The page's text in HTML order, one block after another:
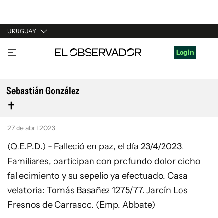
URUGUAY
URUGUAY
ARGENTINA
ESPAÑA
ESTADOS UNIDOS
Login
Sebastián González
27 de abril 2023
(Q.E.P.D.) - Falleció en paz, el día 23/4/2023.
Familiares, participan con profundo dolor dicho
fallecimiento y su sepelio ya efectuado. Casa
velatoria: Tomás Basañez 1275/77. Jardín Los
Fresnos de Carrasco. (Emp. Abbate)